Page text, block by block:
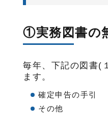
①実務図書の
毎年、下記の図書(
ます。
確定申告の手引
その他